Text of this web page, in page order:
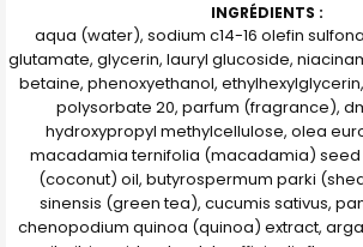
INGRÉDIENTS :
aqua (water), sodium c14-16 olefin
glutamate, glycerin, lauryl glucoside,
betaine, phenoxyethanol,
polysorbate 20, parfum (fragrance),
hydroxypropyl methylcellulose, olea
macadamia ternifolia (macadamia) seed
(coconut) oil, butyrospermum parki
sinensis (green tea), cucumis sativus,
chenopodium quinoa (quinoa) extract,